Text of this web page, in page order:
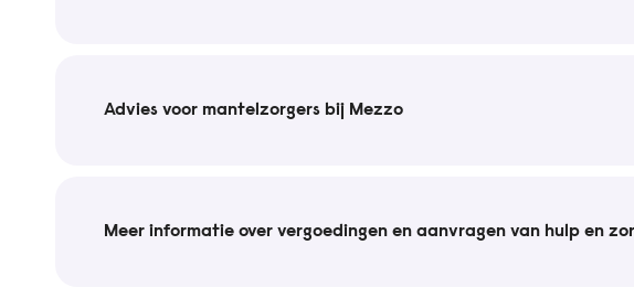
Advies voor mantelzorgers bij Mezzo
Meer informatie over vergoedingen en aanvragen van hulp en